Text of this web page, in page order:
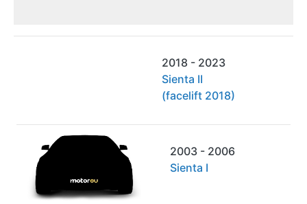
2018 - 2023
Sienta II
(facelift 2018)
2003 - 2006
Sienta I